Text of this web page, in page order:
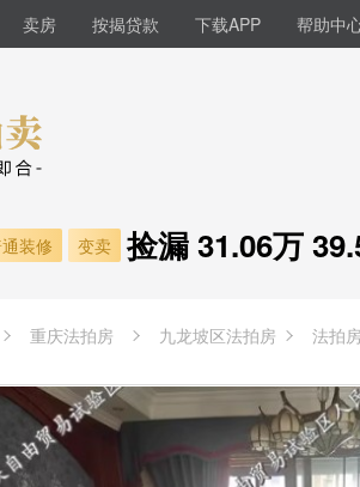
卖房 按揭贷款 下载APP 帮助中
装修 变卖 捡漏 31.06万
重庆法拍房 九龙坡区法拍房 法拍